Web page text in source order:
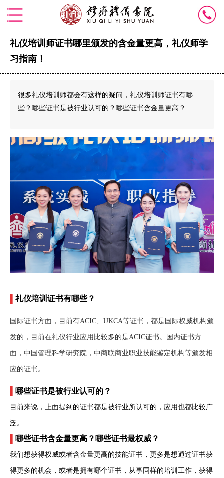
礼仪培训师证书哪里颁发的含金量更高，礼仪师学
习指南！
很多礼仪培训师都会有这样的疑问，礼仪培训师证书有哪
些？哪些证书是被行业认可的？哪些证书含金量更高？
礼仪培训证书有哪些？
国际证书方面，目前有ACIC、UKCA等证书，都是国际权威机构颁
发的，目前在礼仪行业应用比较多的是ACIC证书。国内证书方
面，中国管理科学研究院，中商联商业职业技能鉴定机构等颁发相
应的证书。
哪些证书是被行业认可的？
目前来说，上面提到的证书都是被行业所认可的，应用也都比较广
泛。
哪些证书含金量更高？哪些证书最权威？
我们想获得权威或者含金量更高的技能证书，更多是想通过证书获
得更多的机会，或者是拥有哪个证书，从事同样的培训工作，获得